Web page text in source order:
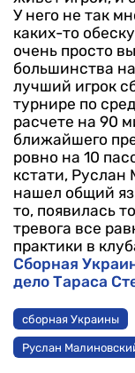
У него не так
каких-то
очень просто
большинства
лучший игрок
турнире по
расчете на 90
ближайшего
ровно на 10
кстати, Руслан
нашел общий
то, появилась
тревога все
практики в
Сборная
дело Тараса
сборная Украины
Руслан